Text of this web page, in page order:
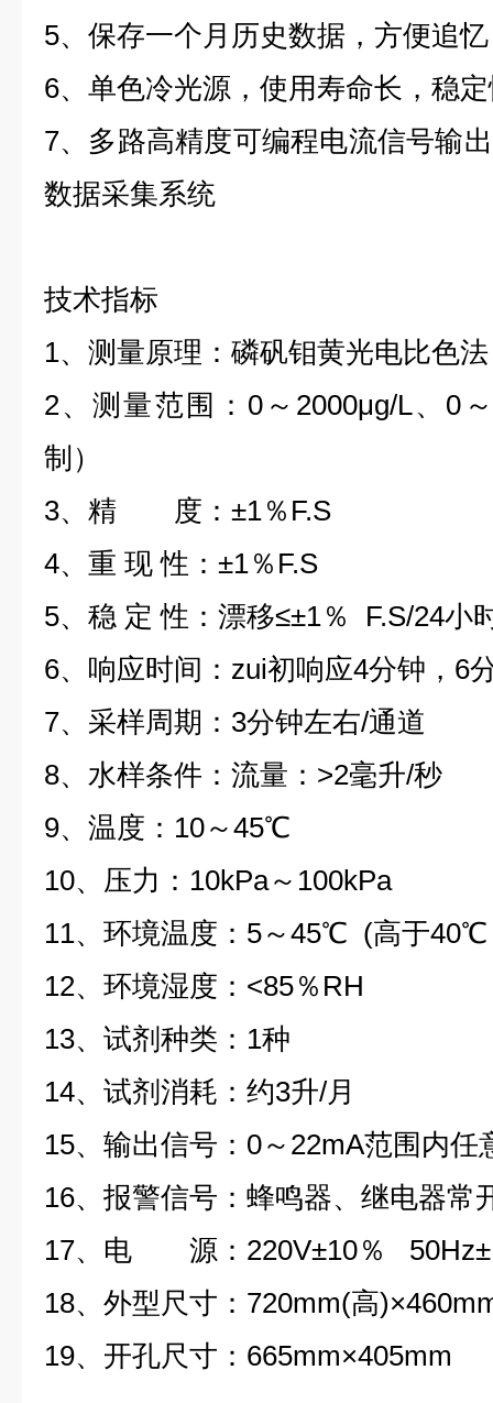
5、保存一个月历史数据，方便追忆
6、单色冷光源，使用寿命长，稳
7、多路高精度可编程电流信号输
数据采集系统
技术指标
1、测量原理：磷矾钼黄光电比色法
2、测量范围：0～2000μg/L、0
制）
3、精 度：±1％F.S
4、重 现 性：±1％F.S
5、稳 定 性：漂移≤±1％ F.S/24小
6、响应时间：zui初响应4分钟，6
7、采样周期：3分钟左右/通道
8、水样条件：流量：>2毫升/秒
9、温度：10～45℃
10、压力：10kPa～100kPa
11、环境温度：5～45℃ (高于40℃
12、环境湿度：<85％RH
13、试剂种类：1种
14、试剂消耗：约3升/月
15、输出信号：0～22mA范围内任
16、报警信号：蜂鸣器、继电器常
17、电 源：220V±10％
18、外型尺寸：720mm(高
19、开孔尺寸：665mm×405mm